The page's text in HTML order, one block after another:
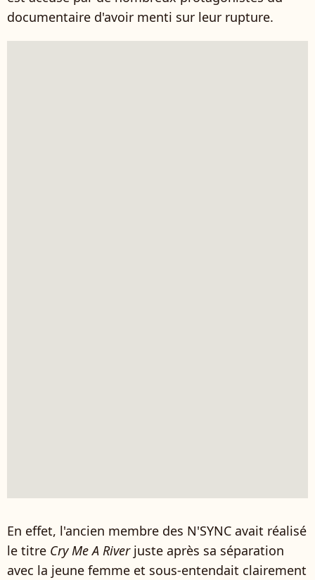
documentaire d'avoir menti sur leur rupture.
En effet, l'ancien membre des N'SYNC avait réalisé
le titre Cry Me A Riverjuste après sa séparation
avec la jeune femme et sous-entendait clairement